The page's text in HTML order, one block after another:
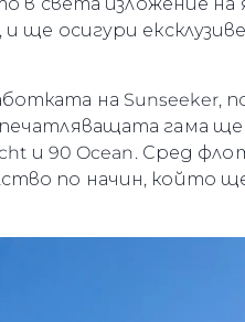
в света изложение на
осигури
на Sunseeker,
гама ще
и 90 Ocean. Сред
по начин, който
Лайфстайл